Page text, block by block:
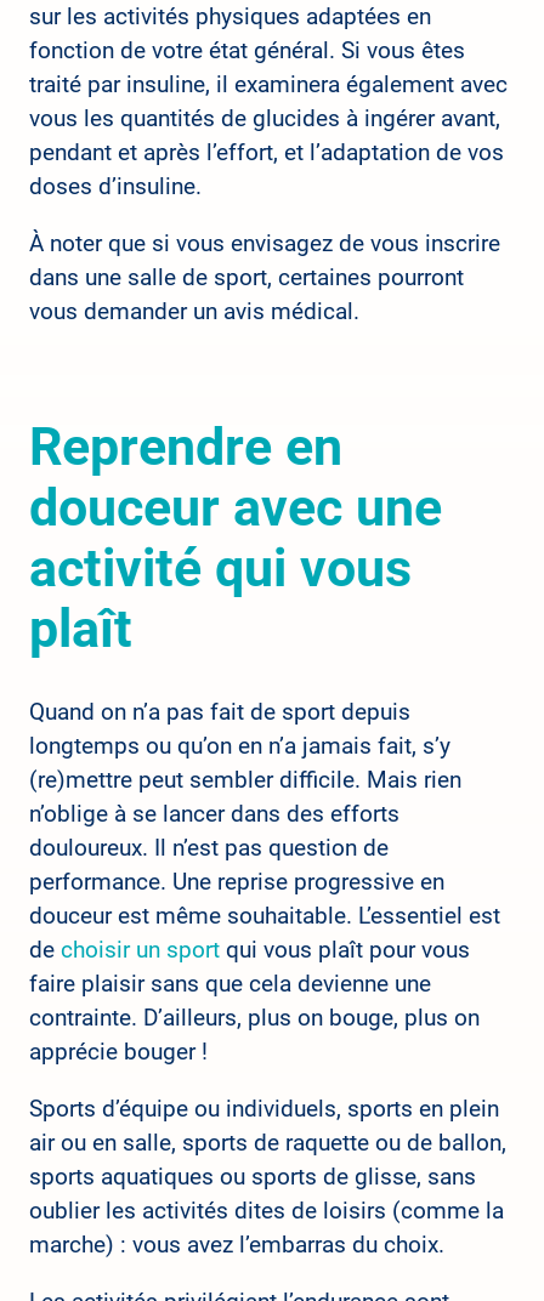
sur les activités physiques adaptées en
fonction de votre état général. Si vous êtes
traité par insuline, il examinera également avec
vous les quantités de glucides à ingérer avant,
pendant et après l’effort, et l’adaptation de vos
doses d’insuline.
À noter que si vous envisagez de vous inscrire
dans une salle de sport, certaines pourront
vous demander un avis médical.
Reprendre en
douceur avec une
activité qui vous
plaît
Quand on n’a pas fait de sport depuis
longtemps ou qu’on en n’a jamais fait, s’y
(re)mettre peut sembler difficile. Mais rien
n’oblige à se lancer dans des efforts
douloureux. Il n’est pas question de
performance. Une reprise progressive en
douceur est même souhaitable. L’essentiel est
de choisir un sportqui vous plaît pour vous
faire plaisir sans que cela devienne une
contrainte. D’ailleurs, plus on bouge, plus on
apprécie bouger !
Sports d’équipe ou individuels, sports en plein
air ou en salle, sports de raquette ou de ballon,
sports aquatiques ou sports de glisse, sans
oublier les activités dites de loisirs (comme la
marche) : vous avez l’embarras du choix.